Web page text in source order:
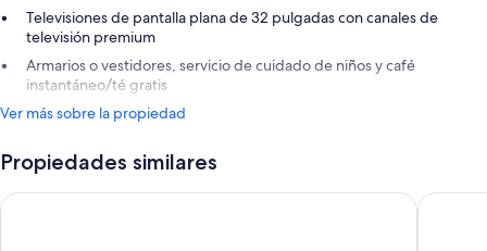
Televisiones de pantalla plana de 32 pulgadas con canales de
televisión premium
Armarios o vestidores, servicio de cuidado de niños y café
instantáneo/té gratis
Ver más sobre la propiedad
Propiedades similares
Ambra Cortina Luxury & Fashion Boutique Hotel Hotel